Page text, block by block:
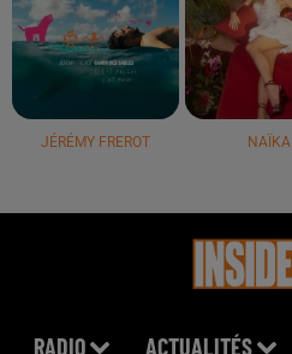
JÉRÉMY FREROT NAÏKA
RADIO ACTUALITÉS